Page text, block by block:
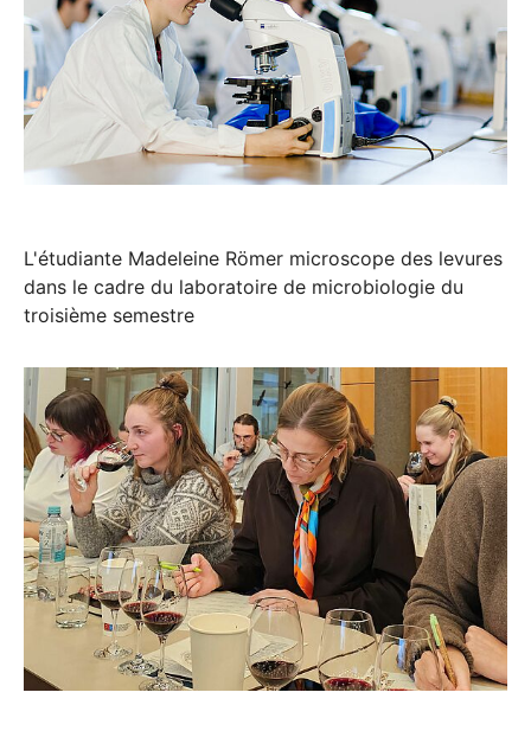
L'étudiante Madeleine Römer microscope des levures
dans le cadre du laboratoire de microbiologie du
troisième semestre